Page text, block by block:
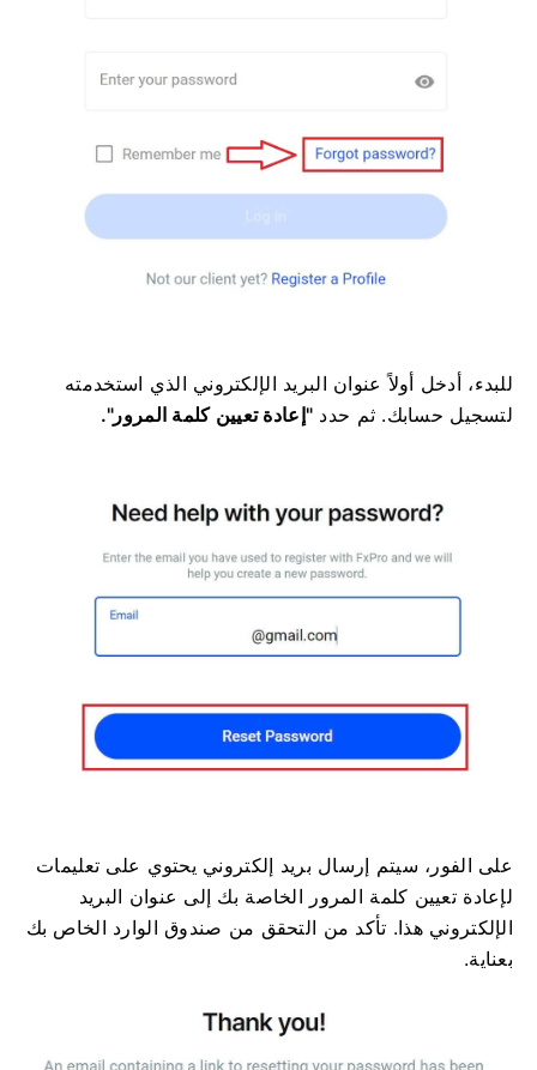
للبدء، أدخل أولاً عنوان البريد الإلكتروني الذي استخدمته
لتسجيل حسابك. ثم حدد "إعادة تعيين كلمة المرور".
على الفور، سيتم إرسال بريد إلكتروني يحتوي على تعليمات
لإعادة تعيين كلمة المرور الخاصة بك إلى عنوان البريد
الإلكتروني هذا. تأكد من التحقق من صندوق الوارد الخاص بك
بعناية.